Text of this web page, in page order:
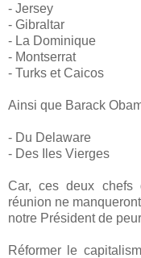
- Jersey
- Gibraltar
- La Dominique
- Montserrat
- Turks et Caicos
Ainsi que Barack
- Du Delaware
- Des Iles Vierges
Car, ces deux chefs
réunion ne
notre Président de
Réformer le